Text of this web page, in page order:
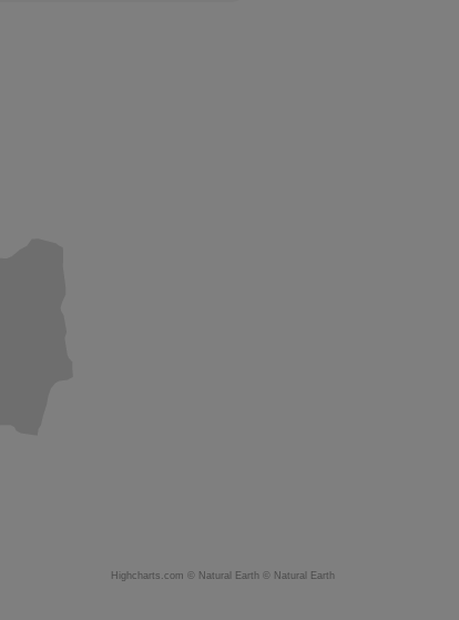
Highcharts.com © Natural Earth © Natural Earth